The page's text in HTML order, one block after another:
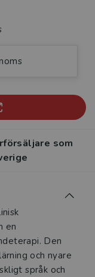
som
en
Den
och nyare
språk och